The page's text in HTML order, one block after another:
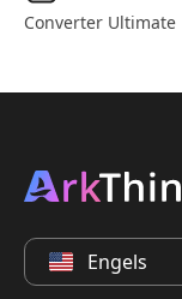
Converter Ultimate
Engels